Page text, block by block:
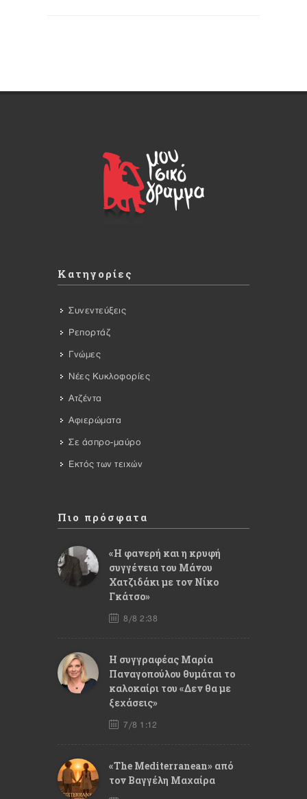
Κατηγορίες
Συνεντεύξεις
Ρεπορτάζ
Γνώμες
Νέες Κυκλοφορίες
Ατζέντα
Αφιερώματα
Σε άσπρο-μαύρο
Εκτός των τειχών
Πιο πρόσφατα
«Η φανερή και η κρυφή
συγγένεια του Μάνου
Χατζιδάκι με τον Νίκο
Γκάτσο»
8/8 2:38
Η συγγραφέας Μαρία
Παναγοπούλου θυμάται το
καλοκαίρι του «Δεν θα με
ξεχάσεις»
7/8 1:12
«The Mediterranean» από
τον Βαγγέλη Μαχαίρα